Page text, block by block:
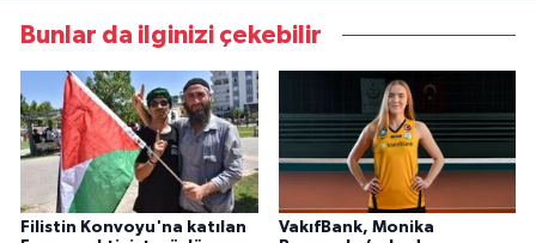
Bunlar da ilginizi çekebilir
Filistin Konvoyu'na katılan
VakıfBank, Monika